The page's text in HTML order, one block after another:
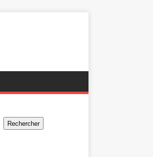
Rechercher